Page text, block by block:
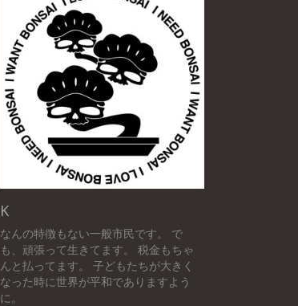
K
なんの特徴もない一般市民です。 で
も、頑張って生きてます。 税金もちゃ
んと払ってます。 子どもたちが大きく
なった時に世界が平和でありますよう
に。